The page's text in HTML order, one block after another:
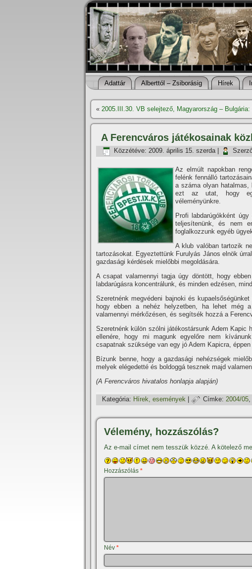
Adattár Alberttól – Zsiborásig Hí­rek
« 2005.III.30. VB selejtező, Magyarország – Bulgária:
A Ferencváros játékosainak
Közzétéve: 2009. április 15. szerda|
Az elmúlt napokban
felénk fennálló
a száma olyan hatalmas,
ezt az utat, hogy egy
véleményünkre.
Profi labdarúgókként
teljesí­tenünk, és nem
foglalkozzunk egyéb
A klub valóban tartozik
tartozásokat. Egyeztettünk Furulyás János elnök
gazdasági kérdések mielőbbi megoldására.
A csapat valamennyi tagja úgy döntött, hogy
labdarúgásra koncentrálunk, és minden edzésen,
Szeretnénk megvédeni bajnoki és
hogy ebben a nehéz helyzetben, ha lehet még
valamennyi mérkőzésen, és segí­tsék hozzá a
Szeretnénk külön szólni játékostársunk Adem
ellenére, hogy mi magunk egyelőre nem
csapatnak szüksége van egy jó Adem Kapicra,
Bí­zunk benne, hogy a gazdasági nehézségek
melyek elégedetté és boldoggá tesznek majd
(A Ferencváros hivatalos honlapja alapján)
Kategória: Hí­rek, események Címke: 2004/05,
Vélemény, hozzászólás?
Az e-mail címet nem tesszük közzé. A kötelező
Hozzászólás *
Név *